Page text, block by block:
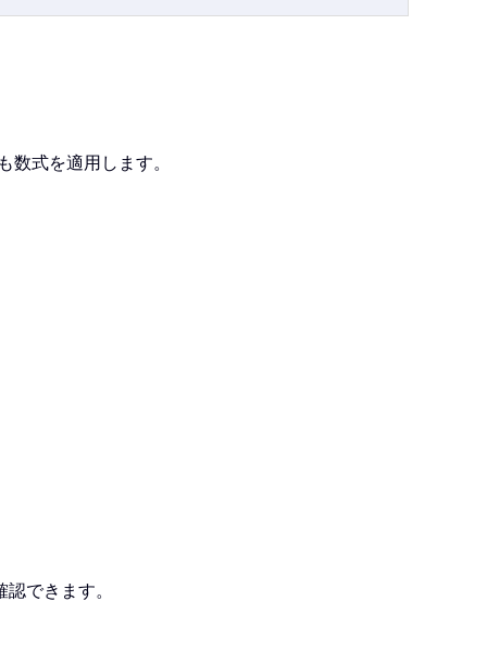
式を適用します。
できます。